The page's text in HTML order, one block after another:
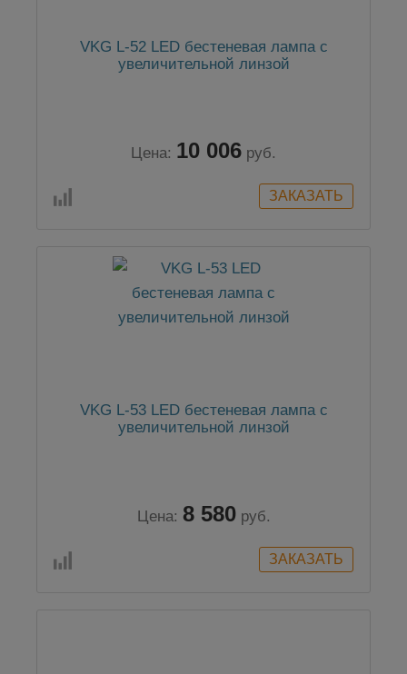
VKG L-52 LED бестеневая лампа с
увеличительной линзой
Цена: 10 006 руб.
VKG L-53 LED бестеневая лампа с
увеличительной линзой
Цена: 8 580 руб.